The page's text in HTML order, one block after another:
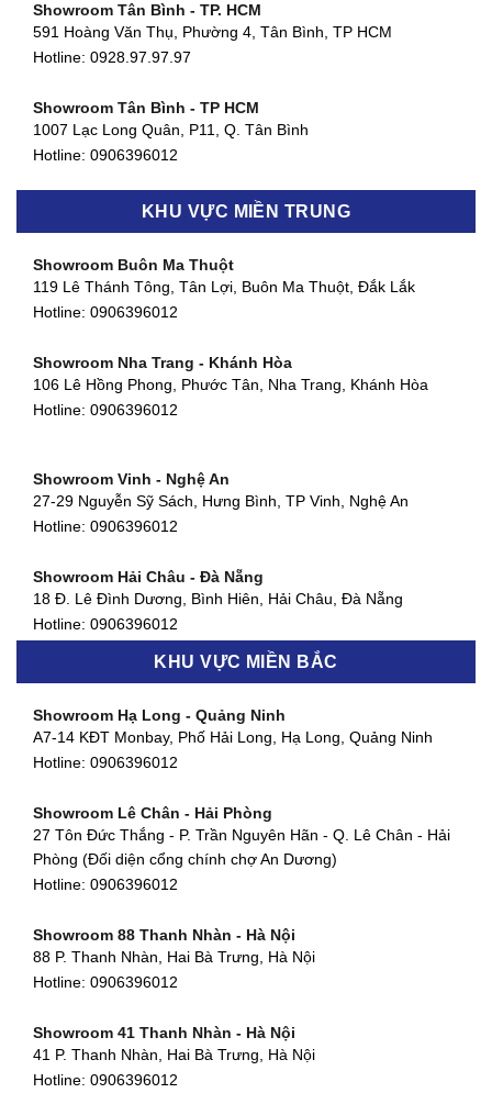
Showroom Tân Bình - TP. HCM
591 Hoàng Văn Thụ, Phường 4, Tân Bình, TP HCM
Hotline: 0928.97.97.97
Showroom Tân Bình - TP HCM
1007 Lạc Long Quân, P11, Q. Tân Bình
Hotline: 0906396012
Showroom Biên Hòa - Đồng Nai
Showroom Thuận An - Bình Dương
Showroom Quận 11 - TP. HCM
Showroom Quận 4 - TP. HCM
127 Khánh Hội, Phường 3, Quận 4,TP. HCM
Showroom Quận 7 - TP. HCM
877 Huỳnh Tấn Phát, Phú Thuận, Quận 7, TP HCM
Hotline:0906396012
580 Phan Văn Trị, Phường 7, Quận 5, TP HCM
Hotline:0906396012
90 Đ. Cộng Hòa, Phường 4, Tân Bình, TP HCM
Hotline:0906396012
KHU VỰC MIỀN TRUNG
Showroom Buôn Ma Thuột
119 Lê Thánh Tông, Tân Lợi, Buôn Ma Thuột, Đắk Lắk
Hotline: 0906396012
Showroom Nha Trang - Khánh Hòa
106 Lê Hồng Phong, Phước Tân, Nha Trang, Khánh Hòa
Hotline: 0906396012
Showroom Vinh - Nghệ An
27-29 Nguyễn Sỹ Sách, Hưng Bình, TP Vinh, Nghệ An
Hotline: 0906396012
Showroom Hải Châu - Đà Nẵng
18 Đ. Lê Đình Dương, Bình Hiên, Hải Châu, Đà Nẵng
Hotline: 0906396012
Showroom Thanh Khê - Đà Nẵng
Hotline:0906396012
Showroom Cẩm Lệ - Đà Nẵng
Hotline:0906396012
Showroom Huế
54 Hùng Vương, Phú Hội, Thành phố Huế, Thừa Thiên Huế
Showroom Hà Tĩnh
82 Quang Trung, Thạch Quý, Hà Tĩnh
Showroom Quy Nhơn - Bình Định
956 Trần Hưng Đạo, P, Thành phố Quy Nhơn, Bình Định
KHU VỰC MIỀN BẮC
Showroom Hạ Long - Quảng Ninh
A7-14 KĐT Monbay, Phố Hải Long, Hạ Long, Quảng Ninh
Hotline: 0906396012
Showroom Lê Chân - Hải Phòng
27 Tôn Đức Thắng - P. Trần Nguyên Hãn - Q. Lê Chân - Hải
Phòng (Đối diện cổng chính chợ An Dương)
Hotline: 0906396012
Showroom 88 Thanh Nhàn - Hà Nội
88 P. Thanh Nhàn, Hai Bà Trưng, Hà Nội
Hotline: 0906396012
Showroom 41 Thanh Nhàn - Hà Nội
41 P. Thanh Nhàn, Hai Bà Trưng, Hà Nội
Hotline: 0906396012